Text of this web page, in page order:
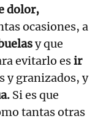
dolor,
ocasiones, a
y que
evitarlo esir
y granizados, y
Si es que
tantas otras